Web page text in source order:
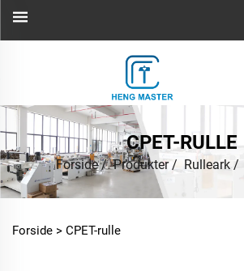
CPET-RULLE
Forside/Produkter/ Rulleark/
Forside > CPET-rulle